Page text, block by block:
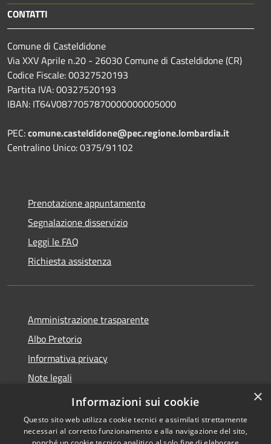
CONTATTI
Comune di Casteldidone
Via XXV Aprile n.20 - 26030 Comune di Casteldidone (CR)
Codice Fiscale: 00327520193
Partita IVA: 00327520193
IBAN: IT64V0877057870000000005000
PEC:comune.casteldidone@pec.regione.lombardia.it
Centralino Unico: 0375/91102
Prenotazione appuntamento
Segnalazione disservizio
Leggi le FAQ
Richiesta assistenza
Amministrazione trasparente
Albo Pretorio
Informativa privacy
Note legali
Dichiarazione di accessibilità
×
Informazioni sui cookie
Questo sito web utilizza cookie tecnici e assimilati strettamente
necessari al corretto funzionamento e alla navigazione del sito,